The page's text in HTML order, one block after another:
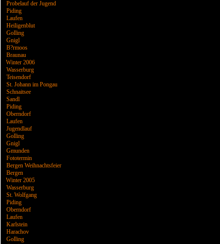
Probelauf der Jugend
Piding
Laufen
Heiligenblut
Golling
Gnigl
B?rmoos
Braunau
Winter 2006
Wasserburg
Teisendorf
St. Johann im Pongau
Schnaitsee
Sandl
Piding
Oberndorf
Laufen
Jugendlauf
Golling
Gnigl
Gmunden
Fototermin
Bergen Weihnachtsfeier
Bergen
Winter 2005
Wasserburg
St. Wolfgang
Piding
Oberndorf
Laufen
Karlstein
Harachov
Golling